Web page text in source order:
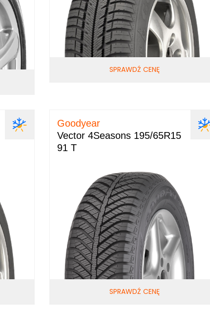
SPRAWDŹ CENĘ
Goodyear
Vector 4Seasons 195/65R15
91 T
SPRAWDŹ CENĘ